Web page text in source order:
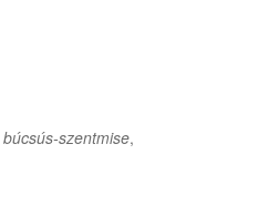
búcsús-szentmise,